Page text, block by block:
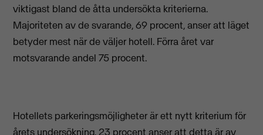
viktigast bland de åtta undersökta kriterierna.
Majoriteten av de svarande, 69 procent, anser att läget
betyder mest när de väljer hotell. Förra året var
motsvarande andel 75 procent.
Hotellets parkeringsmöjligheter är ett nytt kriterium för
årets undersökning. 23 procent anser att detta är av